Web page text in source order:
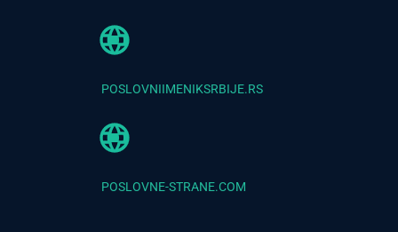
POSLOVNIIMENIKSRBIJE.RS
POSLOVNE-STRANE.COM